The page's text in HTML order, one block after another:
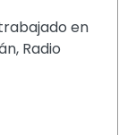
en
Radio